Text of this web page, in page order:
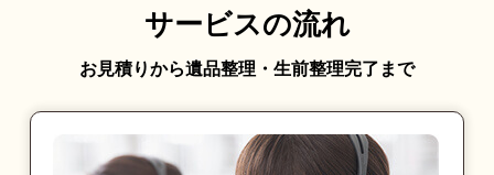
サービスの流れ
お見積りから遺品整理・生前整理完了まで